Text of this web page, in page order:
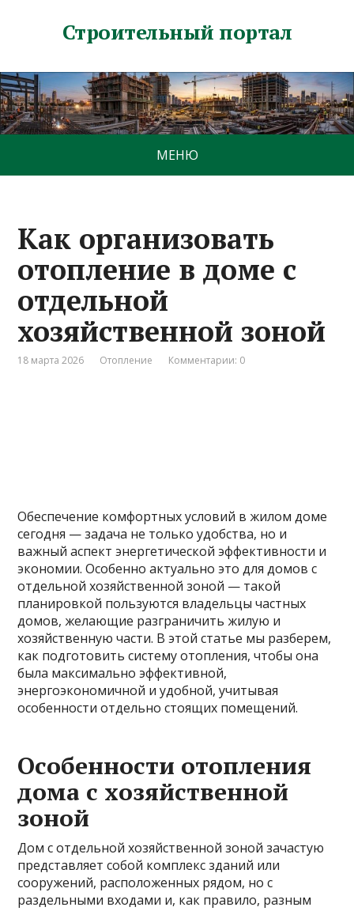
Строительный портал
МЕНЮ
Как организовать
отопление в доме с
отдельной
хозяйственной зоной
18 марта 2026 Отопление Комментарии: 0
Обеспечение комфортных условий в жилом доме
сегодня — задача не только удобства, но и
важный аспект энергетической эффективности и
экономии. Особенно актуально это для домов с
отдельной хозяйственной зоной — такой
планировкой пользуются владельцы частных
домов, желающие разграничить жилую и
хозяйственную части. В этой статье мы разберем,
как подготовить систему отопления, чтобы она
была максимально эффективной,
энергоэкономичной и удобной, учитывая
особенности отдельно стоящих помещений.
Особенности отопления
дома с хозяйственной
зоной
Дом с отдельной хозяйственной зоной зачастую
представляет собой комплекс зданий или
сооружений, расположенных рядом, но с
раздельными входами и, как правило, разным